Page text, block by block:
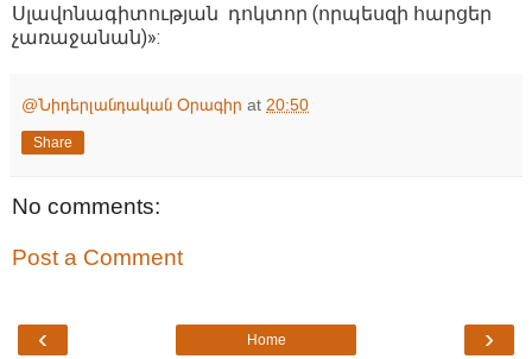
Սլավոնագիտության դոկտոր (որպեսզի հարցեր
չառաջանան)»:
@Նիդերլանդական Օրագիր at 20:50
Share
No comments:
Post a Comment
‹ ›
Home